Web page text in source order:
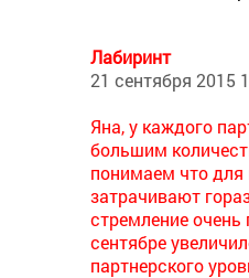
Лабиринт
21 сентября 2015
Яна, у каждого
большим
понимаем что для
затрачивают
стремление
сентябре
партнерского